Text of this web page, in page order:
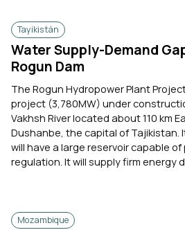
Tayikistán
Water Supply-Demand
Rogun Dam
The Rogun Hydropower Plant
project (3,780MW) under
Vakhsh River located about 110 km
Dushanbe, the capital of Tajikistan.
will have a large reservoir capable
regulation. It will supply firm energy
Mozambique